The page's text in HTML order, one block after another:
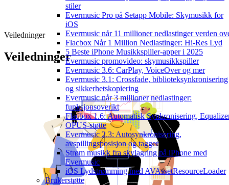
stiler
Evermusic Pro på Setapp Mobile: Skymusikk for
iOS
Evermusic når 11 millioner nedlastinger verden
Flacbox Når 1 Million Nedlastinger: Hi-Res Lyd
5 Beste iPhone Musikkspiller-apper i 2025
Evermusic promovideo: skymusikkspiller
Evermusic 3.6: CarPlay, VoiceOver og mer
Evermusic 3.1: Crossfade, biblioteksynkronisering
og sikkerhetskopiering
Evermusic når 3 millioner nedlastinger:
funksjonsoverikt
Flacbox 1.6: Automatisk Synkronisering,
OPUS-støtte
Evermusic 2.3: Autosynkronisering,
avspillingsposisjon og tagger
Strøm musikk fra skylagring på iPhone med
Evermusic
iOS Lydstrømming med AVAssetResourceLoader
Brukerstøtte
Veiledninger
Veiledninger